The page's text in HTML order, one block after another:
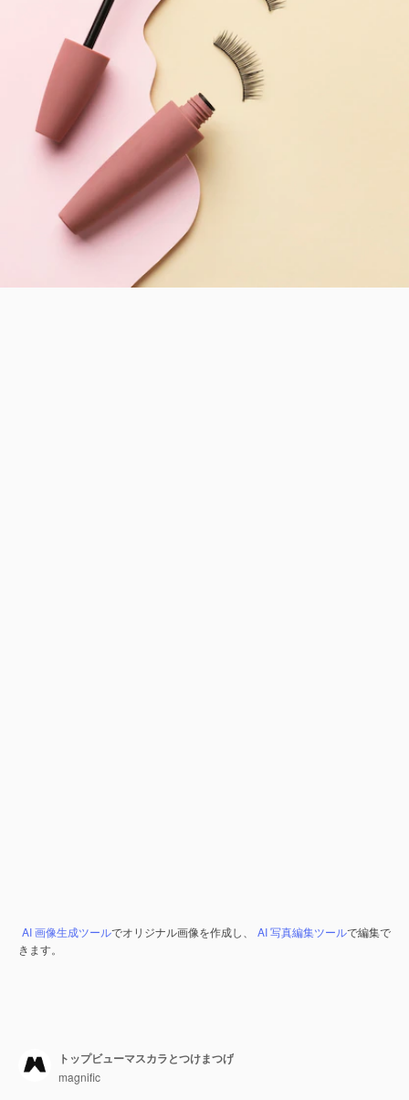
AI 画像生成ツールでオリジナル画像を作成し、 AI 写真編集ツールで編集で
きます。
トップビューマスカラとつけまつげ
magnific